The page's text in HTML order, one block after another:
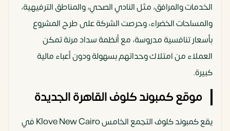
الخدمات والمرافق، مثل النادي الصحي، والمناطق الترفيهية،
والمساحات الخضراء، وحرصت الشركة على طرح المشروع
بأسعار تنافسية مدروسة، مع أنظمة سداد مرنة تمكن
العملاء من امتلاك وحداتهم بسهولة ودون أعباء مالية
كبيرة.
موقع كمبوند كلوف القاهرة الجديدة
يقع كمبوند كلوف التجمع الخامس Klove New Cairo في